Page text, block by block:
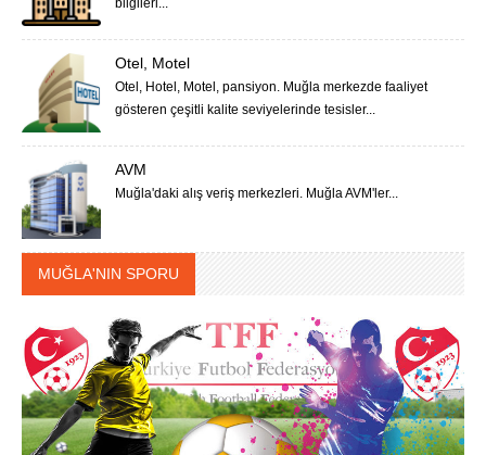
bilgileri...
Otel, Motel
Otel, Hotel, Motel, pansiyon. Muğla merkezde faaliyet
gösteren çeşitli kalite seviyelerinde tesisler...
AVM
Muğla'daki alış veriş merkezleri. Muğla AVM'ler...
MUĞLA'NIN SPORU